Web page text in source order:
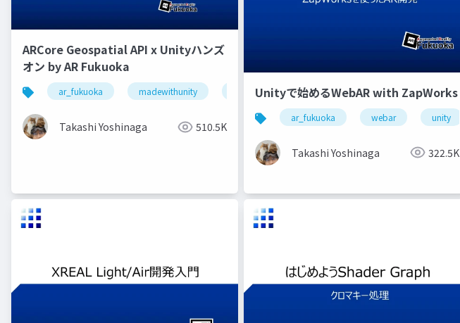
ARCore Geospatial API x Unityハンズ
オン by AR Fukuoka
ar_fukuoka madewithunity arcore geospatialapi
Takashi Yoshinaga 510.5K
Unityで始めるWebAR with ZapWorks
ar_fukuoka webar unity
Takashi Yoshinaga 322.5K